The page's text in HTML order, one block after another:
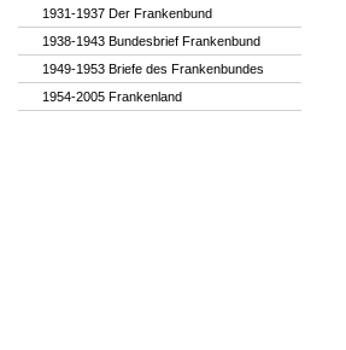
1931-1937 Der Frankenbund
1938-1943 Bundesbrief Frankenbund
1949-1953 Briefe des Frankenbundes
1954-2005 Frankenland